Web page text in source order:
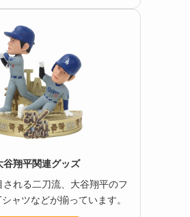
谷翔平関連グッズ
される二刀流、大谷翔平のフ
ャツなどが揃っています。